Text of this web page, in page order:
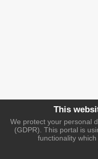
This
We protect your personal
(GDPR). This portal is
functionality